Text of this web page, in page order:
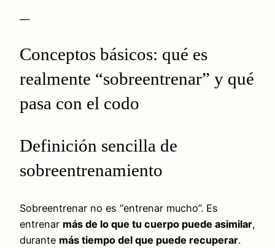
—
Conceptos básicos: qué es
realmente “sobreentrenar” y qué
pasa con el codo
Definición sencilla de
sobreentrenamiento
Sobreentrenar no es “entrenar mucho”. Es
entrenar más de lo que tu cuerpo puede asimilar,
durante más tiempo del que puede recuperar.